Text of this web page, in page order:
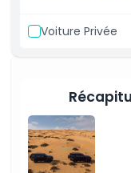
Voiture Privée